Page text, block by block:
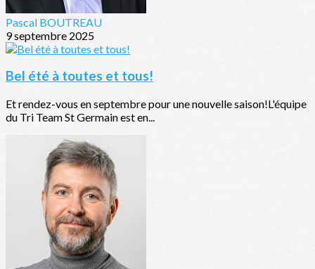
Pascal BOUTREAU
9 septembre 2025
Bel été à toutes et tous!
Et rendez-vous en septembre pour une nouvelle saison!L'équipe
du Tri Team St Germain est en...